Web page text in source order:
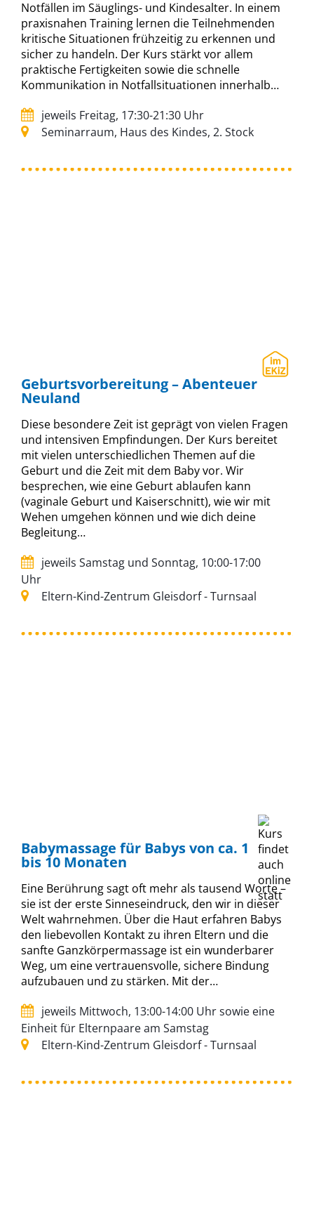
Notfällen im Säuglings- und Kindesalter. In einem
praxisnahen Training lernen die Teilnehmenden
kritische Situationen frühzeitig zu erkennen und
sicher zu handeln. Der Kurs stärkt vor allem
praktische Fertigkeiten sowie die schnelle
Kommunikation in Notfallsituationen innerhalb…
jeweils Freitag, 17:30-21:30 Uhr
Seminarraum, Haus des Kindes, 2. Stock
Geburtsvorbereitung – Abenteuer
Neuland
Diese besondere Zeit ist geprägt von vielen Fragen
und intensiven Empfindungen. Der Kurs bereitet
mit vielen unterschiedlichen Themen auf die
Geburt und die Zeit mit dem Baby vor. Wir
besprechen, wie eine Geburt ablaufen kann
(vaginale Geburt und Kaiserschnitt), wie wir mit
Wehen umgehen können und wie dich deine
Begleitung…
jeweils Samstag und Sonntag, 10:00-17:00
Uhr
Eltern-Kind-Zentrum Gleisdorf - Turnsaal
Babymassage für Babys von ca. 1
bis 10 Monaten
Eine Berührung sagt oft mehr als tausend Worte –
sie ist der erste Sinneseindruck, den wir in dieser
Welt wahrnehmen. Über die Haut erfahren Babys
den liebevollen Kontakt zu ihren Eltern und die
sanfte Ganzkörpermassage ist ein wunderbarer
Weg, um eine vertrauensvolle, sichere Bindung
aufzubauen und zu stärken. Mit der…
jeweils Mittwoch, 13:00-14:00 Uhr sowie eine
Einheit für Elternpaare am Samstag
Eltern-Kind-Zentrum Gleisdorf - Turnsaal